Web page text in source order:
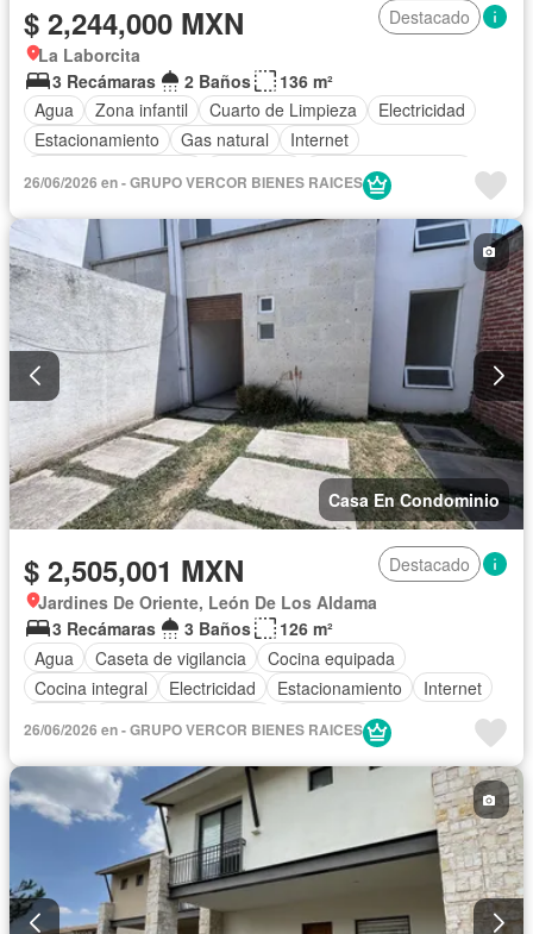
$ 2,244,000 MXN
Destacado
La Laborcita
3 Recámaras
2 Baños
136 m²
Agua
Zona infantil Cuarto de Limpieza
Electricidad
Estacionamiento
Gas natural
Internet
Televisión por cable
26/06/2026 en - GRUPO VERCOR BIENES RAICES
Casa En Condominio
$ 2,505,001 MXN
Destacado
Jardines De Oriente, León De Los Aldama
3 Recámaras
3 Baños
126 m²
Agua
Caseta de vigilancia
Cocina equipada
Cocina integral
Electricidad Estacionamiento
Internet
Sin amueblar
26/06/2026 en - GRUPO VERCOR BIENES RAICES